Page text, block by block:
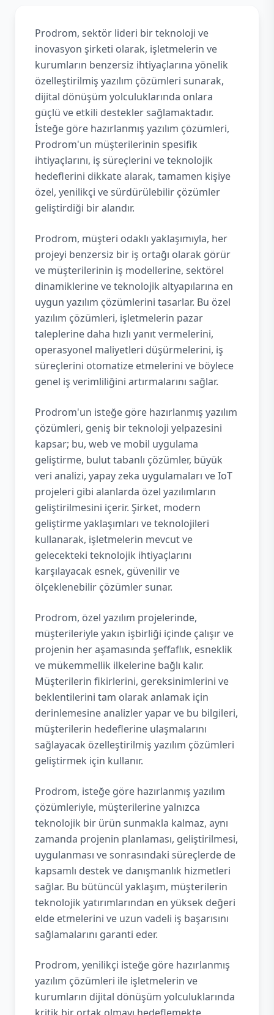
Prodrom, sektör lideri bir teknoloji ve
inovasyon şirketi olarak, işletmelerin ve
kurumların benzersiz ihtiyaçlarına yönelik
özelleştirilmiş yazılım çözümleri sunarak,
dijital dönüşüm yolculuklarında onlara
güçlü ve etkili destekler sağlamaktadır.
İsteğe göre hazırlanmış yazılım çözümleri,
Prodrom'un müşterilerinin spesifik
ihtiyaçlarını, iş süreçlerini ve teknolojik
hedeflerini dikkate alarak, tamamen kişiye
özel, yenilikçi ve sürdürülebilir çözümler
geliştirdiği bir alandır.
Prodrom, müşteri odaklı yaklaşımıyla, her
projeyi benzersiz bir iş ortağı olarak görür
ve müşterilerinin iş modellerine, sektörel
dinamiklerine ve teknolojik altyapılarına en
uygun yazılım çözümlerini tasarlar. Bu özel
yazılım çözümleri, işletmelerin pazar
taleplerine daha hızlı yanıt vermelerini,
operasyonel maliyetleri düşürmelerini, iş
süreçlerini otomatize etmelerini ve böylece
genel iş verimliliğini artırmalarını sağlar.
Prodrom'un isteğe göre hazırlanmış yazılım
çözümleri, geniş bir teknoloji yelpazesini
kapsar; bu, web ve mobil uygulama
geliştirme, bulut tabanlı çözümler, büyük
veri analizi, yapay zeka uygulamaları ve IoT
projeleri gibi alanlarda özel yazılımların
geliştirilmesini içerir. Şirket, modern
geliştirme yaklaşımları ve teknolojileri
kullanarak, işletmelerin mevcut ve
gelecekteki teknolojik ihtiyaçlarını
karşılayacak esnek, güvenilir ve
ölçeklenebilir çözümler sunar.
Prodrom, özel yazılım projelerinde,
müşterileriyle yakın işbirliği içinde çalışır ve
projenin her aşamasında şeffaflık, esneklik
ve mükemmellik ilkelerine bağlı kalır.
Müşterilerin fikirlerini, gereksinimlerini ve
beklentilerini tam olarak anlamak için
derinlemesine analizler yapar ve bu bilgileri,
müşterilerin hedeflerine ulaşmalarını
sağlayacak özelleştirilmiş yazılım çözümleri
geliştirmek için kullanır.
Prodrom, isteğe göre hazırlanmış yazılım
çözümleriyle, müşterilerine yalnızca
teknolojik bir ürün sunmakla kalmaz, aynı
zamanda projenin planlaması, geliştirilmesi,
uygulanması ve sonrasındaki süreçlerde de
kapsamlı destek ve danışmanlık hizmetleri
sağlar. Bu bütüncül yaklaşım, müşterilerin
teknolojik yatırımlarından en yüksek değeri
elde etmelerini ve uzun vadeli iş başarısını
sağlamalarını garanti eder.
Prodrom, yenilikçi isteğe göre hazırlanmış
yazılım çözümleri ile işletmelerin ve
kurumların dijital dönüşüm yolculuklarında